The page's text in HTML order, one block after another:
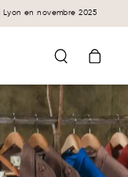
en novembre 2025